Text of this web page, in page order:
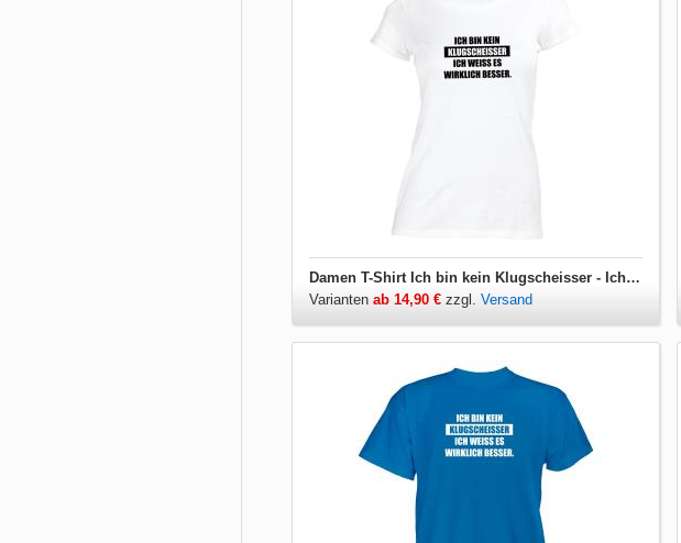
Damen T-Shirt Ich bin kein Klugscheisser - Ich weiss es wirklich besser
Varianten ab 14,90 € zzgl. Versand